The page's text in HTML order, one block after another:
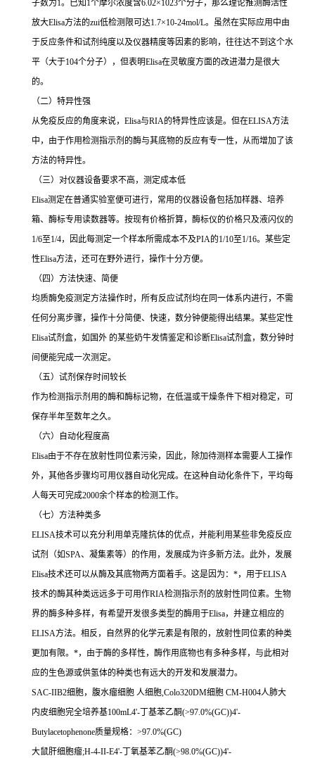
子数为1。已知 1个摩尔浓度含6.02×1023个分子，那么理论推测酶活性
放大Elisa方法的zui低检测限可达1.7×10-24mol/L。虽然在实际应用中由
于反应条件和试剂纯度以及仪器精度等因素的影响，往往达不到这个水
平（大于104个分子），但表明Elisa在灵敏度方面的改进潜力是很大
的。
（二）特异性强
从免疫反应的角度来说， Elisa与RIA的特异性应该是。但在ELISA方法
中，由于作用检测指示剂的酶与其底物的反应有专一性，从而增加了该
方法的特异性。
（三）对仪器设备要求不高，测定成本低
Elisa测定在普通实验室便可进行，常用的仪器设备包括加样器、培养
箱、酶标专用读数器等。按现有价格折算，酶标仪的价格只及液闪仪的
1/6至1/4，因此每测定一个样本所需成本不及PIA的1/10至1/16。某些定
性Elisa方法，还可在野外进行，操作十分方便。
（四）方法快速、简便
均质酶免疫测定方法操作时，所有反应试剂均在同一体系内进行，不需
任何分离步骤，操作十分简便、快速，数分钟便能得出结果。某些定性
Elisa试剂盒，如国外 的某些奶牛发情鉴定和诊断Elisa试剂盒，数分钟时
间便能完成一次测定。
（五）试剂保存时间较长
作为检测指示剂用的酶和酶标记物，在低温或干燥条件下相对稳定，可
保存半年至数年之久。
（六）自动化程度高
Elisa由于不存在放射性同位素污染，因此，除加待测样本需要人工操作
外，其他各步骤均可用仪器自动化完成。在这种自动化条件下，平均每
人每天可完成2000余个样本的检测工作。
（七）方法种类多
ELISA技术可以充分利用单克隆抗体的优点，并能利用某些非免疫反应
试剂（如SPA、凝集素等）的作用，发展成为许多新方法。此外，发展
Elisa技术还可以从酶及其底物两方面着手。这是因为： *，用于ELISA
技术的酶其种类远远多于可用作RIA检测指示剂的放射性同位素。生物
界的酶多种多样，有希望开发很多类型的酶用于Elisa，并建立相应的
ELISA方法。相反，自然界的化学元素是有限的，放射性同位素的种类
更加有限。 *，由于酶的多样性，酶作用底物也有多种多样，与此相对
应的生色源或供氢体的种类也有远大的开发和发展潜力。
SAC-IIB2细胞，腹水瘤细胞 人细胞,Colo320DM细胞 CM-H004人肺大
内皮细胞完全培养基100mL4'- 丁基苯乙酮(>97.0%(GC))4'-
Butylacetophenone质量规格： >97.0%(GC)
大鼠肝细胞瘤;H-4-II-E4'- 丁氧基苯乙酮(>98.0%(GC))4'-